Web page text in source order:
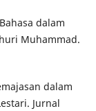
dalam
Muhammad.
dalam
Jurnal